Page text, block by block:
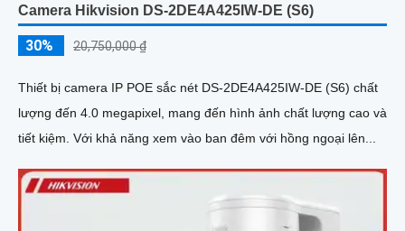
Camera Hikvision DS-2DE4A425IW-DE (S6)
30% 20,750,000 ₫
Thiết bị camera IP POE sắc nét DS-2DE4A425IW-DE (S6) chất
lượng đến 4.0 megapixel, mang đến hình ảnh chất lượng cao và
tiết kiệm. Với khả năng xem vào ban đêm với hồng ngoại lên...